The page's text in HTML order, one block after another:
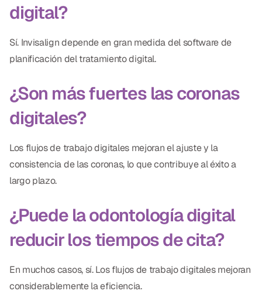
digital?
Sí. Invisalign depende en gran medida del software de
planificación del tratamiento digital.
¿Son más fuertes las coronas
digitales?
Los flujos de trabajo digitales mejoran el ajuste y la
consistencia de las coronas, lo que contribuye al éxito a
largo plazo.
¿Puede la odontología digital
reducir los tiempos de cita?
En muchos casos, sí. Los flujos de trabajo digitales mejoran
considerablemente la eficiencia.